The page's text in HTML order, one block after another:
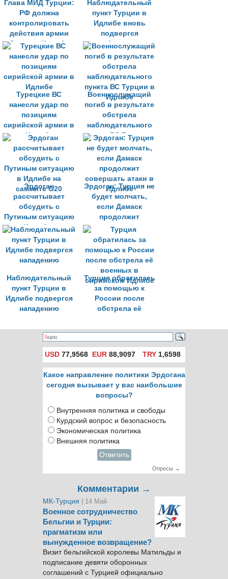
Глава МИД Турции:
РФ должна
контролировать
действия армии
Сирии в Идлибе
Наблюдательный
пункт Турции в
Идлибе вновь
подвергся
обстрелу
Турецкие ВС
нанесли удар по
позициям
сирийской армии в
Идлибе
Военнослужащий
погиб в результате
обстрела
наблюдательного
пункта ВС Турции в
Идлибе
Эрдоган
рассчитывает
обсудить с
Путиным ситуацию
в Идлибе на
саммите G20
Эрдоган: Турция не
будет молчать,
если Дамаск
продолжит
совершать атаки в
Идлибе
Наблюдательный
пункт Турции в
Идлибе подвергся
нападению
Турция обратилась
за помощью к
России после
обстрела её
сирийском Идлибе
USD 77,9568 EUR 88,9097 TRY1,6598
Какое направление политики Эрдогана
сегодня вызывает у вас наибольшие
вопросы?
Внутренняя политика и свободы
Курдский вопрос и безопасность
Экономическая политика
Внешняя политика
Ответить
Опросы →
Комментарии →
МК-Турция | 14 Май
Военное сотрудничество
Бельгии и Турции:
прагматизм или
вынужденное возвращение?
Визит бельгийской королевы Матильды и
подписание девяти оборонных
соглашений с Турцией официально